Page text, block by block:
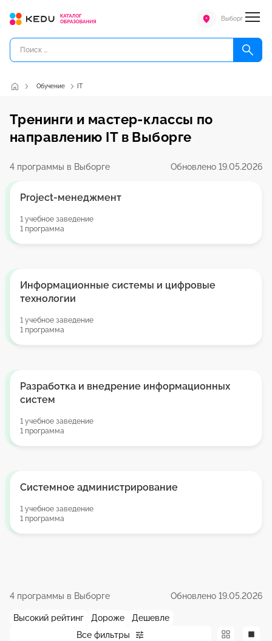
Выборг
Обучение IT
Тренинги и мастер-классы по
направлению IT в Выборге
4 программы в Выборге Обновлено 19.05.2026
Project-менеджмент
1 учебное заведение
1 программа
Информационные системы и цифровые
технологии
1 учебное заведение
1 программа
Разработка и внедрение информационных
систем
1 учебное заведение
1 программа
Системное администрирование
1 учебное заведение
1 программа
4 программы в Выборге Обновлено 19.05.2026
Все фильтры
Высокий рейтинг Дороже Дешевле